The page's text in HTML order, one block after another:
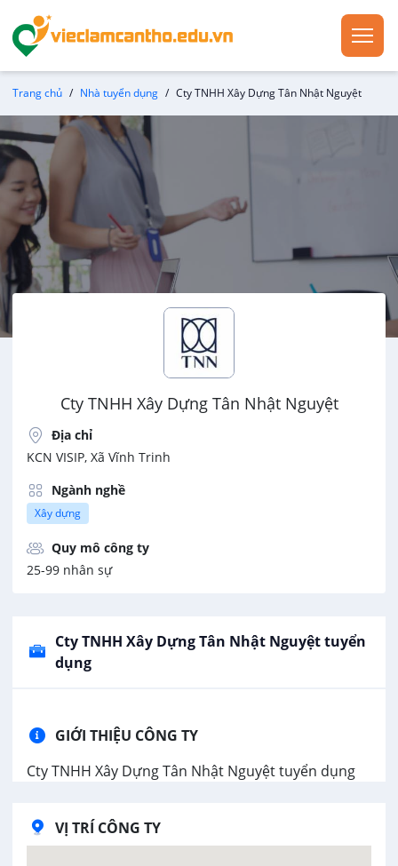
Trang chủ Nhà tuyển dụng Cty TNHH Xây Dựng Tân Nhật Nguyệt
Cty TNHH Xây Dựng Tân Nhật Nguyệt
Địa chỉ
KCN VISIP, Xã Vĩnh Trinh
Ngành nghề
Xây dựng
Quy mô công ty
25-99 nhân sự
Cty TNHH Xây Dựng Tân Nhật Nguyệt tuyển
dụng
GIỚI THIỆU CÔNG TY
Cty TNHH Xây Dựng Tân Nhật Nguyệt tuyển dụng
VỊ TRÍ CÔNG TY